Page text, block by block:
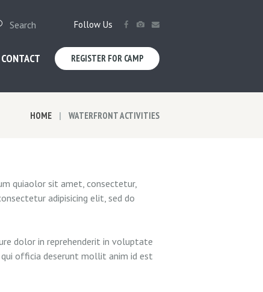
Follow Us
CONTACT REGISTER FOR CAMP
HOME WATERFRONT ACTIVITIES
quiaolor sit amet, consectetur,
adipisicing elit, sed do
dolor in reprehenderit in voluptate
officia deserunt mollit anim id est